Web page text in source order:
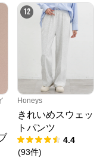
12
Honeys
きれいめスウェッ
トパンツ
4.4
(93件)